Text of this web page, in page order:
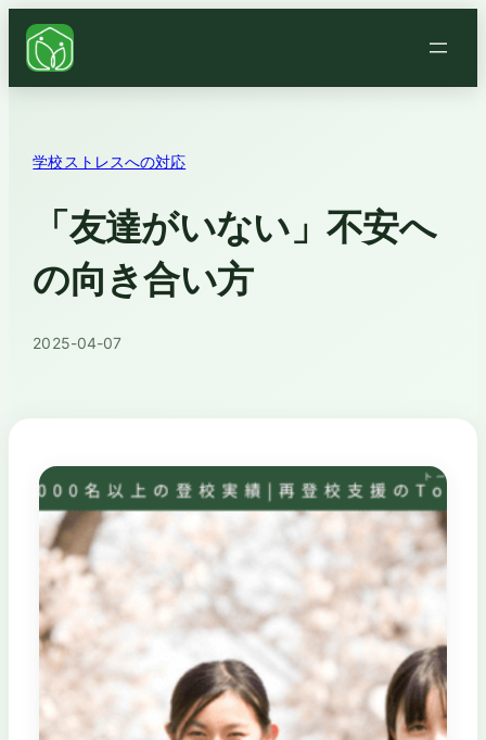
学校ストレスへの対応
「友達がいない」不安へ
の向き合い方
2025-04-07